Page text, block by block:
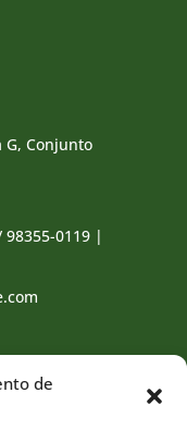
de
G, Conjunto
98355-0119 |